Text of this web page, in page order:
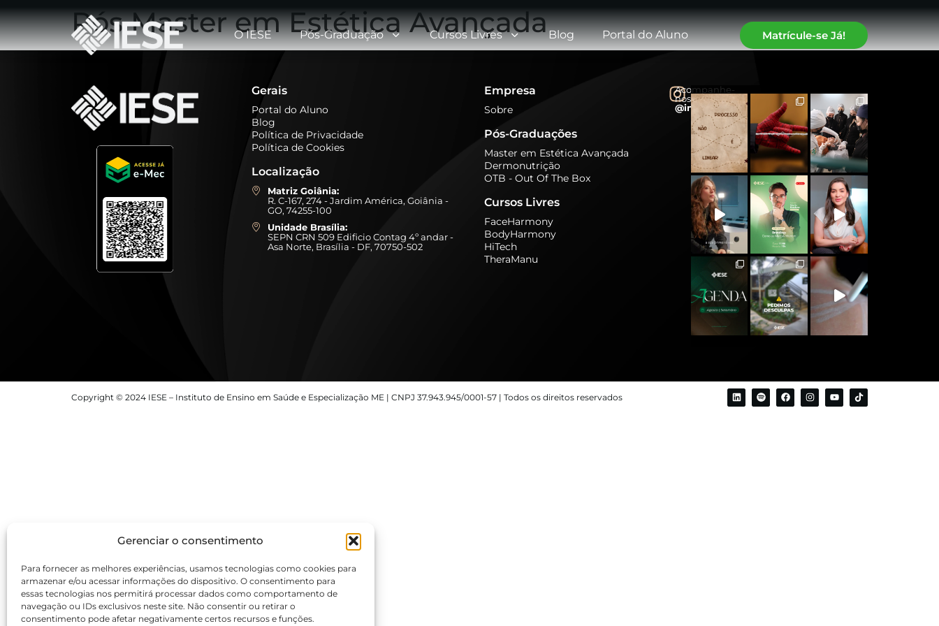
Gerenciar o consentimento
Para fornecer as melhores experiências, usamos tecnologias como cookies para
armazenar e/ou acessar informações do dispositivo. O consentimento para
essas tecnologias nos permitirá processar dados como comportamento de
navegação ou IDs exclusivos neste site. Não consentir ou retirar o
consentimento pode afetar negativamente certos recursos e funções.
O IESE Pós-Graduação Cursos Livres Blog Portal do Aluno Matrícule-se Já!
Pós Master em Estética Avançada
Gerais
Portal do Aluno
Blog
Política de Privacidade
Política de Cookies
Localização
Matriz Goiânia:
R. C-167, 274 - Jardim América, Goiânia -
GO, 74255-100
Unidade Brasília:
SEPN CRN 509 Edificio Contag 4º andar -
Asa Norte, Brasília - DF, 70750-502
Empresa
Sobre
Pós-Graduações
Master em Estética Avançada
Dermonutrição
OTB - Out Of The Box
Cursos Livres
FaceHarmony
BodyHarmony
HiTech
TheraManu
Acompanhe-
nos:
@instituto.iese
Copyright © 2024 IESE – Instituto de Ensino em Saúde e Especialização ME | CNPJ 37.943.945/0001-57 | Todos os direitos reservados